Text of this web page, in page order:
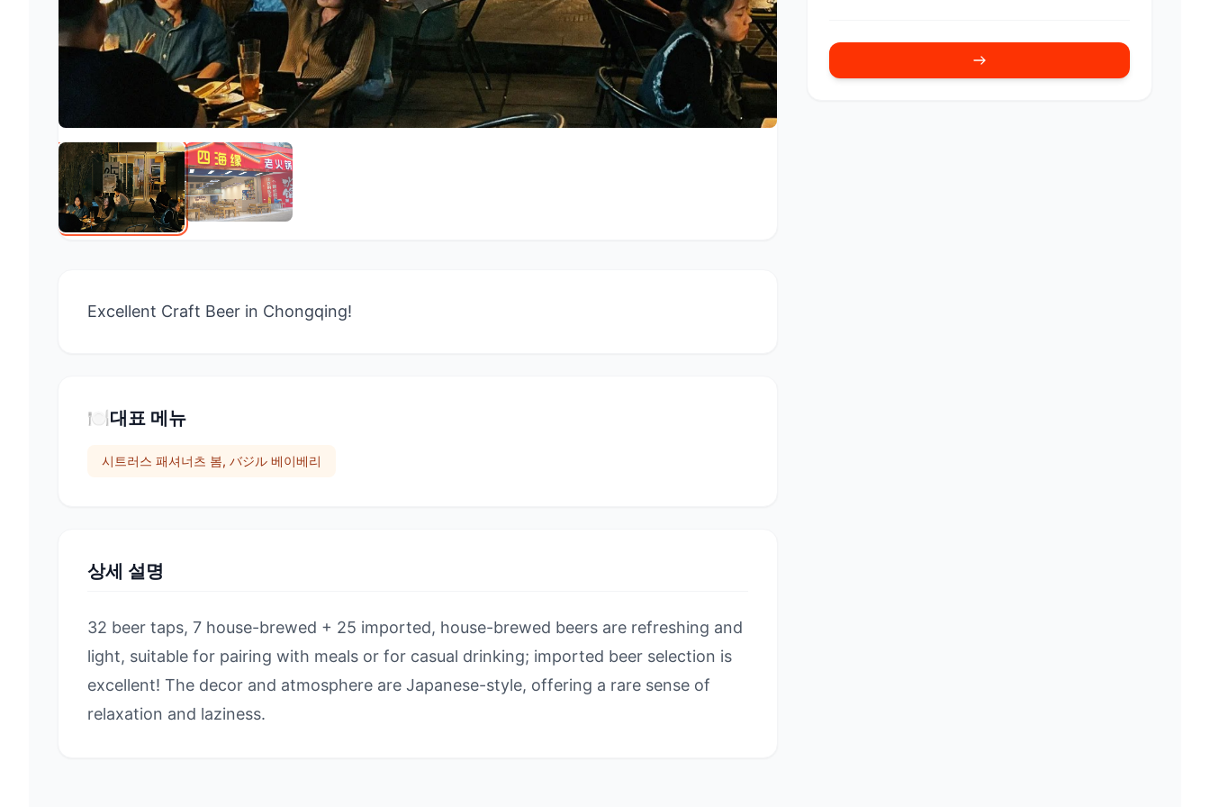
Excellent Craft Beer in Chongqing!
🍽️대표 메뉴
시트러스 패셔너츠 봄, バジル 베이베리
상세 설명
32 beer taps, 7 house-brewed + 25 imported, house-brewed beers are refreshing and
light, suitable for pairing with meals or for casual drinking; imported beer selection is
excellent! The decor and atmosphere are Japanese-style, offering a rare sense of
relaxation and laziness.